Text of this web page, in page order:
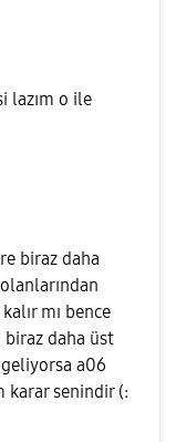
lazım o ile
biraz daha
mı bence
biraz daha üst
a06
karar senindir (: